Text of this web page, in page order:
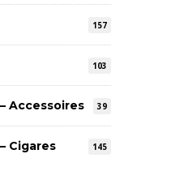
157
103
Accessoires 39
Cigares 145